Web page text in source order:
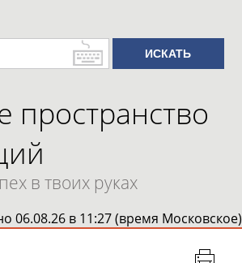
пространство
в твоих руках
06.08.26 в 11:27 (время Московское)